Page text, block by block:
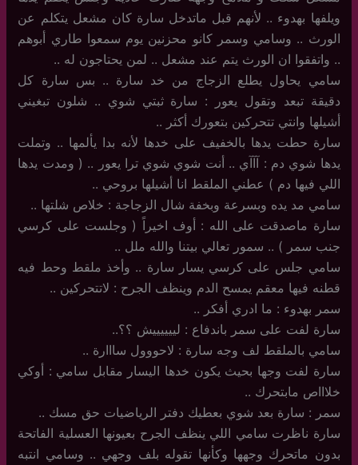
ويلفها بهدوء .. لأنهم قبل ماتدخل سارة كان مشعل يتكلم عن
الورث .. وسامي وسمر كانو محزنين يوم سمعوا طاري أبوهم
.. واتفقوا ان الورث يتم عند مشعل .. لمن يحتاجون له ..
سامي يحاول يطلع الزجاج من خد سارة .. بس سارة كل
دقيقة تبعد وتقول يعور : سارة ثبتي شوي .. شلون تبغيني
أشيلها وانتي تتحركين بتعورك أكثر ..
سارة حطت يدها بالخفيف على خدها لأنه بدا يألمها .. وتملت
يدها شوي دم : آآآي .. أنت شوي شوي ترا يعور .. ( ومدت يدها
اللي فيها دم ) عطني الملقط انا أشيلها بروحي ..
سامي مد يده وبسرعة وبخفة شال الزجاجة : خلاص شلتها ..
سارة ماصدقت على الله : أوف اخيراً ( وجلست على كرسي
جنب سمر ) .. سمور تعالي بيتنا والله ملل ..
سامي جلس على كرسي يسار سارة .. وأخذ ملقط وحط فيه
قطنه فيها معقم يمسح الدم وينظف الجرح : لاتتحركين ..
سمر بهدوء : ما ادري أفكر ..
سارة لفت على سمر باندفاع : لييييييش ؟؟..
سامي بالملقط لف وجه سارة : لاحووول سااارة ..
سارة لفت وجها بحيث يكون خدها اليسار مقابل سامي : أوكي
خلاااص مابتحرك ..
سمر : سارة بعد شوي بعطيك دفتر الرياضيات حق مسك ..
سارة ناظرت سامي اللي ينظف الجرح بعيونها العسلية الفاتحة
بدون ماتحرك وجهها وكأنها تقوله بلف وجهي .. وسامي انتبه